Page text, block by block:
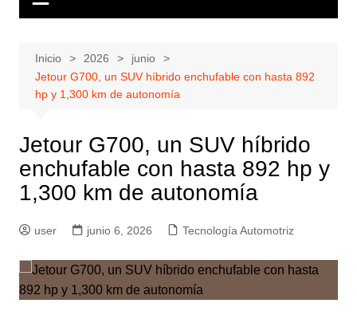
Inicio 2026
junio
Jetour G700, un SUV híbrido enchufable con hasta 892
hp y 1,300 km de autonomía
Jetour G700, un SUV híbrido
enchufable con hasta 892 hp y
1,300 km de autonomía
user junio 6, 2026 Tecnología Automotriz